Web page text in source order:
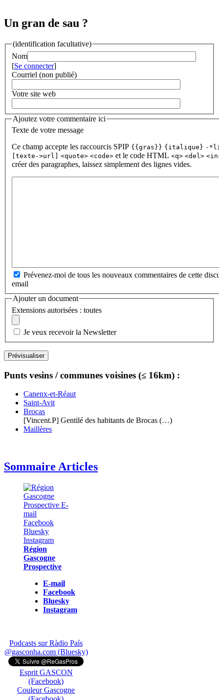
Un gran de sau ?
(identification facultative)
Nom
[Se connecter]
Courriel (non publié)
Votre site web
Ajoutez votre commentaire ici
Texte de votre message
Ce champ accepte les raccourcis SPIP {{gras}} {italique} -
[texte->url]
<quote> <code> et le code HTML <q> <del>
créer des paragraphes, laissez simplement des lignes vides.
Prévenez-moi de tous les nouveaux commentaires de cette
email
Ajouter un document
Extensions autorisées : toutes
Je veux recevoir la Newsletter
Punts vesins / communes voisines (≤ 16km) :
Canenx-et-Réaut
Saint-Avit
Brocas
[Vincent.P] Gentilé des habitants de Brocas (…)
Maillères
Sommaire Articles
Région
Gascogne
Prospective
E-mail
Facebook
Bluesky
Instagram
Podcasts sur Ràdio País
@gasconha.com (Bluesky)
Esprit GASCON
(Facebook)
Couleur Gascogne